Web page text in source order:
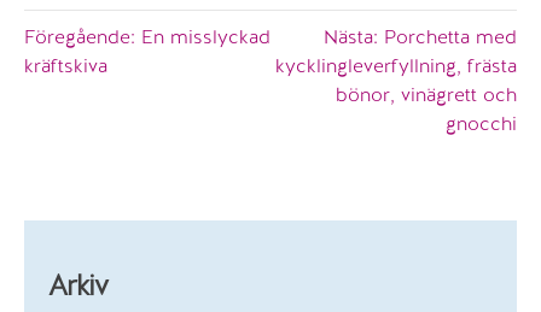
Inläggsnavigering
Föregående: En misslyckad
kräftskiva
Nästa: Porchetta med
kycklingleverfyllning, frästa
bönor, vinägrett och
gnocchi
Arkiv